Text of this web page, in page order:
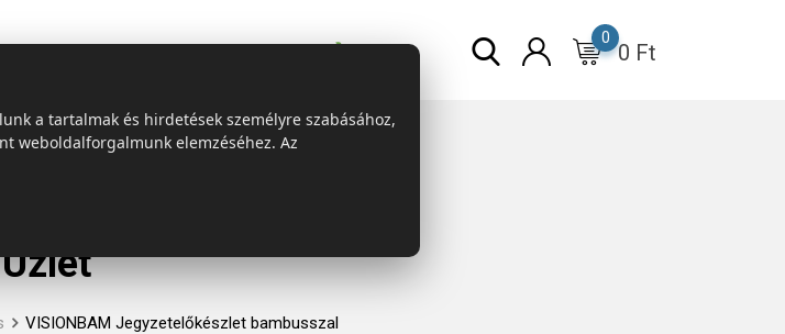
és szállítás Tech = Kedvező ár ESG 0 Ft
0
Üzlet
VISIONBAM Jegyzetelőkészlet bambusszal
a tartalmak és hirdetések személyre szabásához,
weboldalforgalmunk elemzéséhez. Az